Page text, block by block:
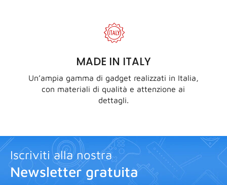
MADE IN ITALY
Un’ampia gamma di gadget realizzati in Italia,
con materiali di qualità e attenzione ai
dettagli.
Iscriviti alla nostra
Newsletter gratuita